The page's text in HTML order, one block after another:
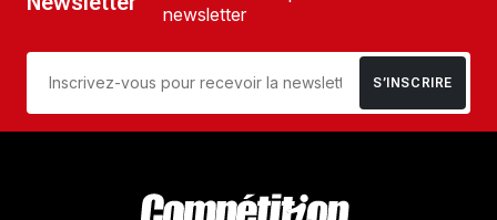
newsletter
S’INSCRIRE